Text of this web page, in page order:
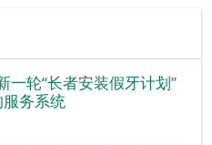
一轮“长者安装假牙计划”
服务系统